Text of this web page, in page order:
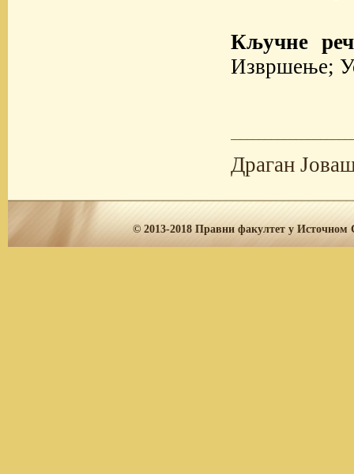
Кључне
Извршење;
Драган
© 2013-2018 Правни факултет у Источном